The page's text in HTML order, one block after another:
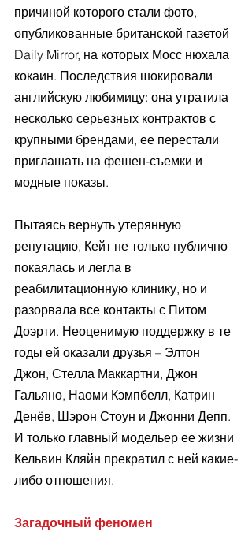
причиной которого стали фото,
опубликованные британской газетой
Daily Mirror, на которых Мосс нюхала
кокаин. Последствия шокировали
английскую любимицу: она утратила
несколько серьезных контрактов с
крупными брендами, ее перестали
приглашать на фешен-съемки и
модные показы.
Пытаясь вернуть утерянную
репутацию, Кейт не только публично
покаялась и легла в
реабилитационную клинику, но и
разорвала все контакты с Питом
Доэрти. Неоценимую поддержку в те
годы ей оказали друзья – Элтон
Джон, Стелла Маккартни, Джон
Гальяно, Наоми Кэмпбелл, Катрин
Денёв, Шэрон Стоун и Джонни Депп.
И только главный модельер ее жизни
Кельвин Кляйн прекратил с ней какие-
либо отношения.
Загадочный феномен